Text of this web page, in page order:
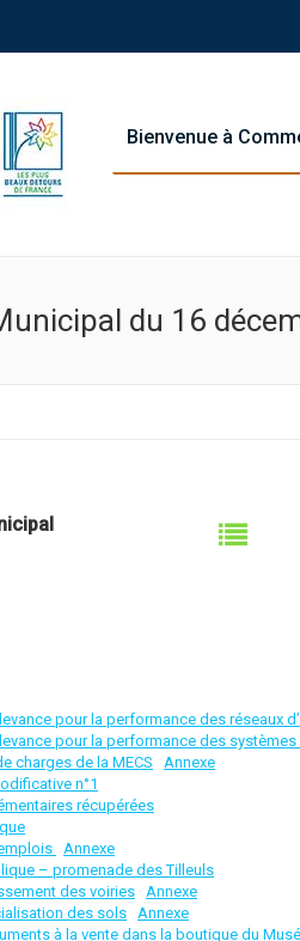
Bienvenue à
du 16
pour la performance des réseaux
pour la performance des
charges de la MECS
Annexe
n°1
récupérées
Annexe
– promenade des Tilleuls
des voiries Annexe
des sols Annexe
à la vente dans la boutique du